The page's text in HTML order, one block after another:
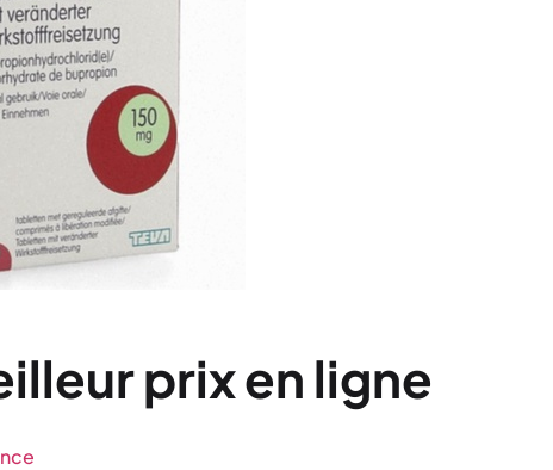
prix en ligne